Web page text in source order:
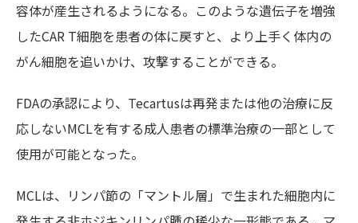
容体が産生されるようになる。このような遺伝子を増強
したCAR T細胞を患者の体に戻すと、より上手く体内の
がん細胞を追いかけ、攻撃することができる。
FDAの承認により、 Tecartusは再発または他の治療に反
応しないMCLを有する成人患者の標準治療の一部として
使用が可能となった。
MCLは、リンパ節の「マントル層」で生まれた細胞内に